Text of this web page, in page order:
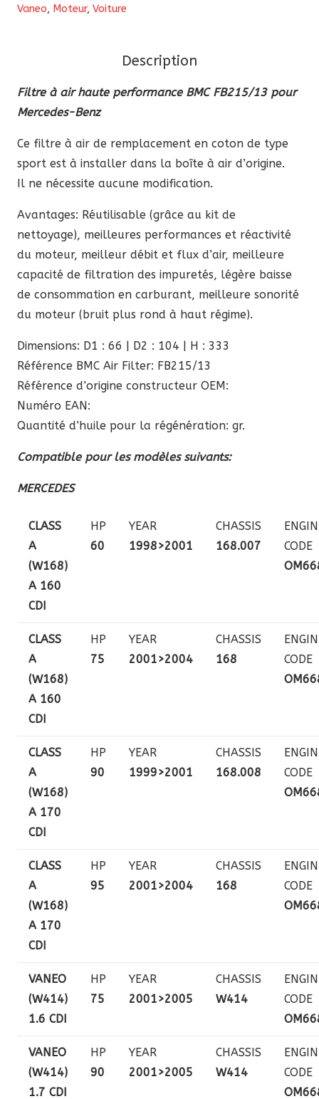
haute
pour
Mercedes-
Vaneo, Moteur, Voiture
Description
Filtre à air haute performance BMC FB215/13 pour
Mercedes-Benz
Ce filtre à air de remplacement en coton de type
sport est à installer dans la boîte à air d’origine.
Il ne nécessite aucune modification.
Avantages: Réutilisable (grâce au kit de
nettoyage), meilleures performances et réactivité
du moteur, meilleur débit et flux d’air, meilleure
capacité de filtration des impuretés, légère baisse
de consommation en carburant, meilleure sonorité
du moteur (bruit plus rond à haut régime).
Dimensions: D1 : 66 | D2 : 104 | H : 333
Référence BMC Air Filter: FB215/13
Référence d’origine constructeur OEM:
Numéro EAN:
Quantité d’huile pour la régénération: gr.
Compatible pour les modèles suivants:
MERCEDES
CLASS
A
(W168)
A 160
CDI
HP
60
YEAR
1998>2001
CHASSIS
168.007
CODE
CLASS
A
(W168)
A 160
CDI
HP
75
YEAR
2001>2004
CHASSIS
168
CODE
CLASS
A
(W168)
A 170
CDI
HP
90
YEAR
1999>2001
CHASSIS
168.008
CODE
CLASS
A
(W168)
A 170
CDI
HP
95
YEAR
2001>2004
CHASSIS
168
CODE
VANEO
(W414)
1.6 CDI
HP
75
YEAR
2001>2005
CHASSIS
W414
CODE
VANEO
(W414)
1.7 CDI
HP
90
YEAR
2001>2005
CHASSIS
W414
CODE